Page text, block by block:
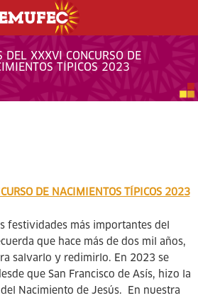
DEL XXXVI CONCURSO DE
TÍPICOS 2023
DE NACIMIENTOS TÍPICOS 2023
festividades más importantes del
que hace más de dos mil años,
salvarlo y redimirlo. En 2023 se
que San Francisco de Asís, hizo la
Nacimiento de Jesús. En nuestra